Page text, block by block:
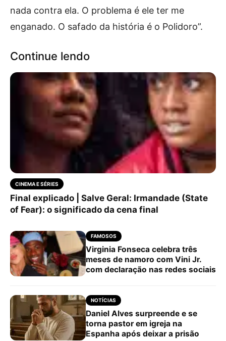
nada contra ela. O problema é ele ter me
enganado. O safado da história é o Polidoro”.
Continue lendo
CINEMA E SÉRIES
Final explicado | Salve Geral: Irmandade (State
of Fear): o significado da cena final
FAMOSOS
Virginia Fonseca celebra três
meses de namoro com Vini Jr.
com declaração nas redes sociais
NOTÍCIAS
Daniel Alves surpreende e se
torna pastor em igreja na
Espanha após deixar a prisão